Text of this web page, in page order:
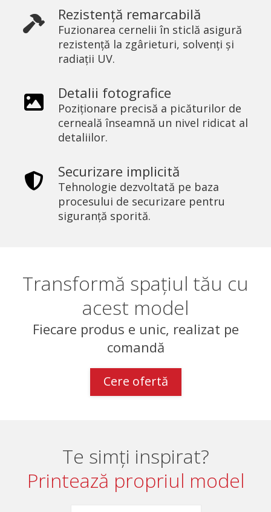
Rezistență remarcabilă
Fuzionarea cernelii în sticlă asigură
rezistență la zgârieturi, solvenți și
radiații UV.
Detalii fotografice
Poziționare precisă a picăturilor de
cerneală înseamnă un nivel ridicat al
detaliilor.
Securizare implicită
Tehnologie dezvoltată pe baza
procesului de securizare pentru
siguranță sporită.
Transformă spațiul tău cu
acest model
Fiecare produs e unic, realizat pe
comandă
Cere ofertă
Te simți inspirat?
Printează propriul model